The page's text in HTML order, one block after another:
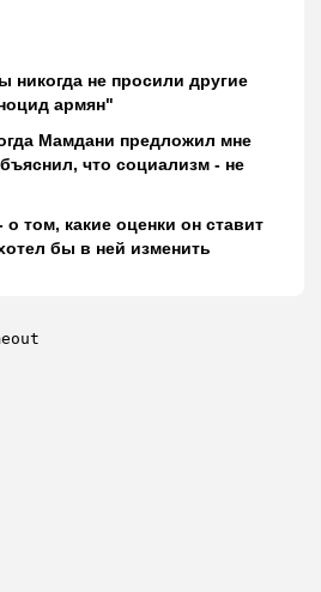
не просили другие
армян"
Мамдани предложил мне
что социализм - не
том, какие оценки он ставит
бы в ней изменить